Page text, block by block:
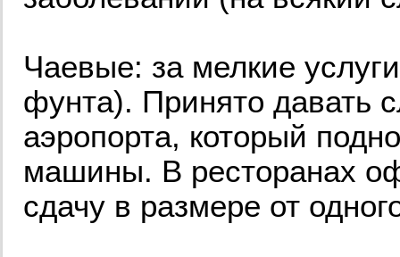
Чаевые: за мелкие
фунта). Принято давать
аэропорта, который
машины. В ресторанах
сдачу в размере от